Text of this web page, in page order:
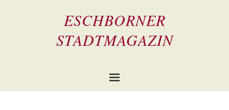
ESCHBORNER
STADTMAGAZIN